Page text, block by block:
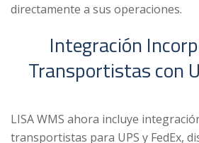
directamente a sus operaciones.
Integración
Transportistas con
LISA WMS ahora incluye
transportistas para UPS y FedEx,